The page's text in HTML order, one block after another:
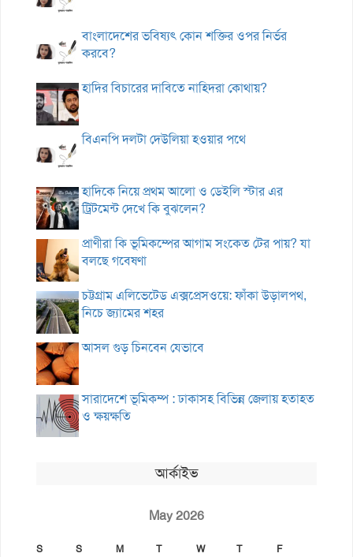
বাংলাদেশের ভবিষ্যৎ কোন শক্তির ওপর নির্ভর
করবে?
হাদির বিচারের দাবিতে নাহিদরা কোথায়?
বিএনপি দলটা দেউলিয়া হওয়ার পথে
হাদিকে নিয়ে প্রথম আলো ও ডেইলি স্টার এর
ট্রিটমেন্ট দেখে কি বুঝলেন?
প্রাণীরা কি ভূমিকম্পের আগাম সংকেত টের পায়? যা
বলছে গবেষণা
চট্টগ্রাম এলিভেটেড এক্সপ্রেসওয়ে: ফাঁকা উড়ালপথ,
নিচে জ্যামের শহর
আসল গুড় চিনবেন যেভাবে
সারাদেশে ভূমিকম্প : ঢাকাসহ বিভিন্ন জেলায় হতাহত
ও ক্ষয়ক্ষতি
আর্কাইভ
May 2026
S S M T W T F